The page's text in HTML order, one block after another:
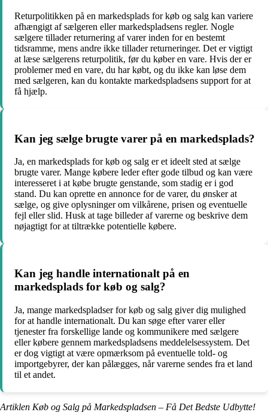
Returpolitikken på en markedsplads for køb og salg kan variere
afhængigt af sælgeren eller markedspladsens regler. Nogle
sælgere tillader returnering af varer inden for en bestemt
tidsramme, mens andre ikke tillader returneringer. Det er vigtigt
at læse sælgerens returpolitik, før du køber en vare. Hvis der er
problemer med en vare, du har købt, og du ikke kan løse dem
med sælgeren, kan du kontakte markedspladsens support for at
få hjælp.
Kan jeg sælge brugte varer på en markedsplads?
Ja, en markedsplads for køb og salg er et ideelt sted at sælge
brugte varer. Mange købere leder efter gode tilbud og kan være
interesseret i at købe brugte genstande, som stadig er i god
stand. Du kan oprette en annonce for de varer, du ønsker at
sælge, og give oplysninger om vilkårene, prisen og eventuelle
fejl eller slid. Husk at tage billeder af varerne og beskrive dem
nøjagtigt for at tiltrække potentielle købere.
Kan jeg handle internationalt på en
markedsplads for køb og salg?
Ja, mange markedspladser for køb og salg giver dig mulighed
for at handle internationalt. Du kan søge efter varer eller
tjenester fra forskellige lande og kommunikere med sælgere
eller købere gennem markedspladsens meddelelsessystem. Det
er dog vigtigt at være opmærksom på eventuelle told- og
importgebyrer, der kan pålægges, når varerne sendes fra et land
til et andet.
Artiklen Køb og Salg på Markedspladsen – Få Det Bedste Udbytte!